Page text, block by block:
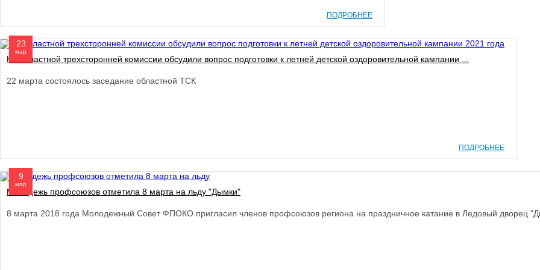
ПОДРОБНЕЕ
23
мар
На областной трехсторонней комиссии обсудили вопрос подготовки к летней детской оздоровительной кампании ...
22 марта состоялось заседание областной ТСК
ПОДРОБНЕЕ
9
мар
Молодежь профсоюзов отметила 8 марта на льду "Дымки"
8 марта 2018 года Молодежный Совет ФПОКО пригласил членов профсоюзов региона на праздничное катание в Ледовый дворец